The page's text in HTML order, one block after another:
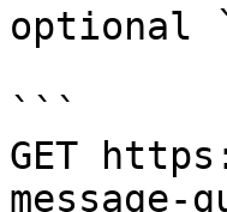
optional
```
GET
message-